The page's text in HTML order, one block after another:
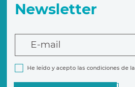
Newsletter
E-mail
He leído y acepto las condiciones de la